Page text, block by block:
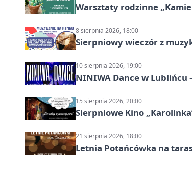
Warsztaty rodzinne
8 sierpnia 2026, 18:00
Sierpniowy wieczór z
10 sierpnia 2026, 19:00
NINIWA Dance w
15 sierpnia 2026, 20:00
Sierpniowe Kino
21 sierpnia 2026, 18:00
Letnia Potańcówka na